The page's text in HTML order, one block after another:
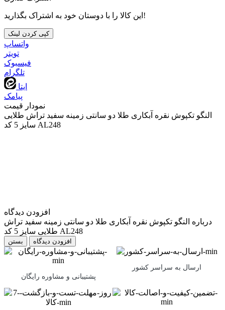
این کالا را با دوستان خود به اشتراک بگذارید!
کپی کردن لینک
واتساپ
تويتر
فیسبوک
تلگرام
ایتا
پیامک
نمودار قیمت
النگو تکپوش نقره آبکاری طلا دو سانتی زمینه سفید تراش طلایی
سایز 5 کد AL248
افزودن دیدگاه
درباره النگو تکپوش نقره آبکاری طلا دو سانتی زمینه سفید تراش
طلایی سایز 5 کد AL248
بستن
پشتیبانی و مشاوره رایگان
ارسال به سراسر کشور